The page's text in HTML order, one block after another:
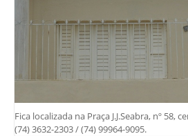
Fica localizada na Praça J.J.Seabra, nº 58,
(74) 3632-2303 / (74) 99964-9095.